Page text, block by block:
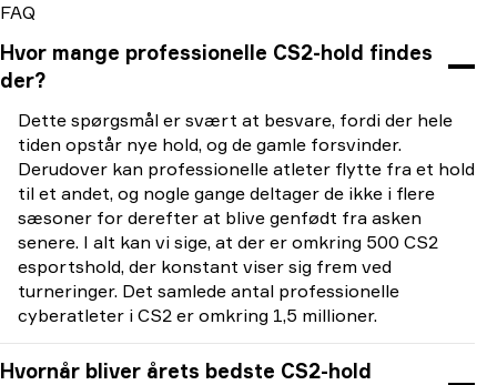
FAQ
Hvor mange professionelle CS2-hold findes
der?
Dette spørgsmål er svært at besvare, fordi der hele
tiden opstår nye hold, og de gamle forsvinder.
Derudover kan professionelle atleter flytte fra et hold
til et andet, og nogle gange deltager de ikke i flere
sæsoner for derefter at blive genfødt fra asken
senere. I alt kan vi sige, at der er omkring 500 CS2
esportshold, der konstant viser sig frem ved
turneringer. Det samlede antal professionelle
cyberatleter i CS2 er omkring 1,5 millioner.
Hvornår bliver årets bedste CS2-hold